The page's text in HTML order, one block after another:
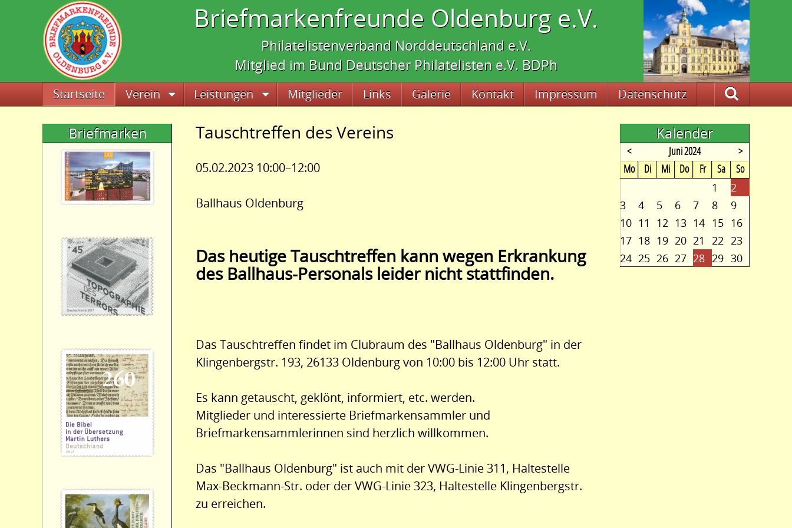
Briefmarkenfreunde Oldenburg e.V.
Philatelistenverband Norddeutschland e.V.
Mitglied im Bund Deutscher Philatelisten e.V. BDPh
Navigation überspringen
Startseite Verein Leistungen Mitglieder Links Galerie Kontakt Impressum Datenschutz Suche
Tauschtreffen des Vereins
05.02.2023 10:00–12:00
Ballhaus Oldenburg
Das heutige Tauschtreffen kann wegen Erkrankung
des Ballhaus-Personals leider nicht stattfinden.
Das Tauschtreffen findet im Clubraum des "Ballhaus Oldenburg" in der
Klingenbergstr. 193, 26133 Oldenburg von 10:00 bis 12:00 Uhr statt.
Es kann getauscht, geklönt, informiert, etc. werden.
Mitglieder und interessierte Briefmarkensammler und
Briefmarkensammlerinnen sind herzlich willkommen.
Das "Ballhaus Oldenburg" ist auch mit der VWG-Linie 311, Haltestelle
Max-Beckmann-Str. oder der VWG-Linie 323, Haltestelle Klingenbergstr.
zu erreichen.
Briefmarken Kalender
< Juni 2024
>
Montag
Dienstag
Mittwoch
Donnerstag
FreitagSamstag
Sonntag
1
2
3
4 5 6 7 8
9
10 11 12 13 14 15 16
17 18 19 20 21 22 23
24 25 26 27 28 29 30